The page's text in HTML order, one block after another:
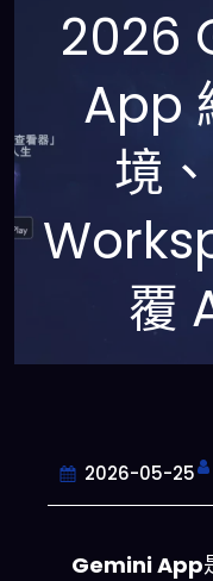
2026
App
境
覆
2026-05-25
Gemini App